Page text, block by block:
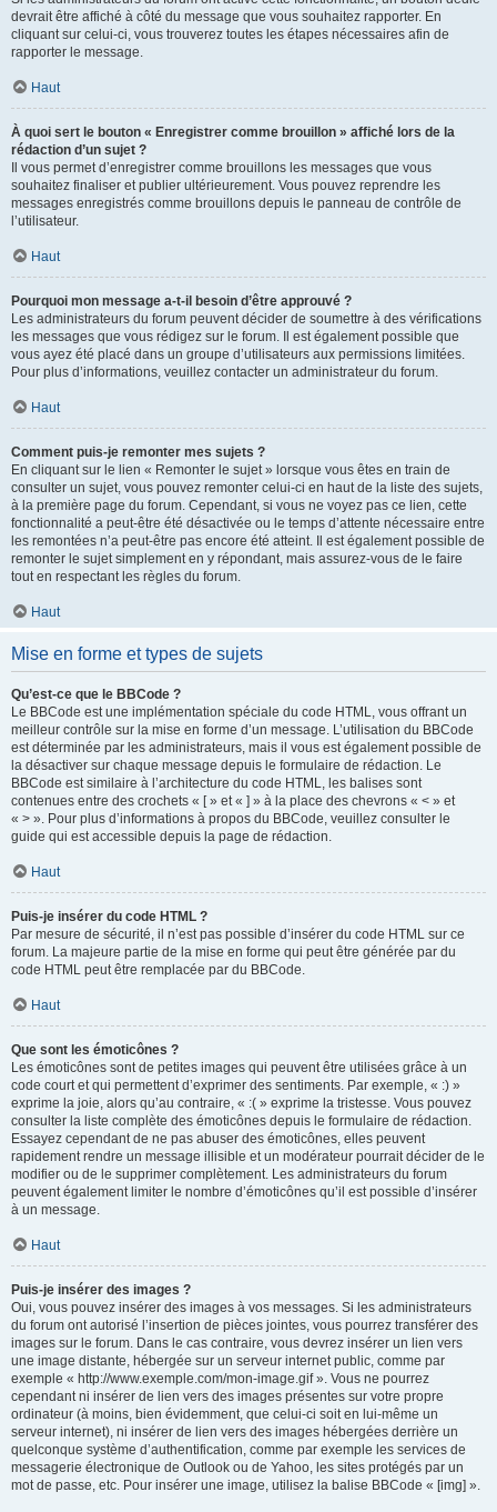
devrait être affiché à côté du message que vous souhaitez rapporter. En
cliquant sur celui-ci, vous trouverez toutes les étapes nécessaires afin de
rapporter le message.
Haut
À quoi sert le bouton « Enregistrer comme brouillon » affiché lors de la
rédaction d’un sujet ?
Il vous permet d’enregistrer comme brouillons les messages que vous
souhaitez finaliser et publier ultérieurement. Vous pouvez reprendre les
messages enregistrés comme brouillons depuis le panneau de contrôle de
l’utilisateur.
Haut
Pourquoi mon message a-t-il besoin d’être approuvé ?
Les administrateurs du forum peuvent décider de soumettre à des vérifications
les messages que vous rédigez sur le forum. Il est également possible que
vous ayez été placé dans un groupe d’utilisateurs aux permissions limitées.
Pour plus d’informations, veuillez contacter un administrateur du forum.
Haut
Comment puis-je remonter mes sujets ?
En cliquant sur le lien « Remonter le sujet » lorsque vous êtes en train de
consulter un sujet, vous pouvez remonter celui-ci en haut de la liste des sujets,
à la première page du forum. Cependant, si vous ne voyez pas ce lien, cette
fonctionnalité a peut-être été désactivée ou le temps d’attente nécessaire entre
les remontées n’a peut-être pas encore été atteint. Il est également possible de
remonter le sujet simplement en y répondant, mais assurez-vous de le faire
tout en respectant les règles du forum.
Haut
Mise en forme et types de sujets
Qu’est-ce que le BBCode ?
Le BBCode est une implémentation spéciale du code HTML, vous offrant un
meilleur contrôle sur la mise en forme d’un message. L’utilisation du BBCode
est déterminée par les administrateurs, mais il vous est également possible de
la désactiver sur chaque message depuis le formulaire de rédaction. Le
BBCode est similaire à l’architecture du code HTML, les balises sont
contenues entre des crochets « [ » et « ] » à la place des chevrons « < » et
« > ». Pour plus d’informations à propos du BBCode, veuillez consulter le
guide qui est accessible depuis la page de rédaction.
Haut
Puis-je insérer du code HTML ?
Par mesure de sécurité, il n’est pas possible d’insérer du code HTML sur ce
forum. La majeure partie de la mise en forme qui peut être générée par du
code HTML peut être remplacée par du BBCode.
Haut
Que sont les émoticônes ?
Les émoticônes sont de petites images qui peuvent être utilisées grâce à un
code court et qui permettent d’exprimer des sentiments. Par exemple, « :) »
exprime la joie, alors qu’au contraire, « :( » exprime la tristesse. Vous pouvez
consulter la liste complète des émoticônes depuis le formulaire de rédaction.
Essayez cependant de ne pas abuser des émoticônes, elles peuvent
rapidement rendre un message illisible et un modérateur pourrait décider de le
modifier ou de le supprimer complètement. Les administrateurs du forum
peuvent également limiter le nombre d’émoticônes qu’il est possible d’insérer
à un message.
Haut
Puis-je insérer des images ?
Oui, vous pouvez insérer des images à vos messages. Si les administrateurs
du forum ont autorisé l’insertion de pièces jointes, vous pourrez transférer des
images sur le forum. Dans le cas contraire, vous devrez insérer un lien vers
une image distante, hébergée sur un serveur internet public, comme par
exemple « http://www.exemple.com/mon-image.gif ». Vous ne pourrez
cependant ni insérer de lien vers des images présentes sur votre propre
ordinateur (à moins, bien évidemment, que celui-ci soit en lui-même un
serveur internet), ni insérer de lien vers des images hébergées derrière un
quelconque système d’authentification, comme par exemple les services de
messagerie électronique de Outlook ou de Yahoo, les sites protégés par un
mot de passe, etc. Pour insérer une image, utilisez la balise BBCode « [img] ».